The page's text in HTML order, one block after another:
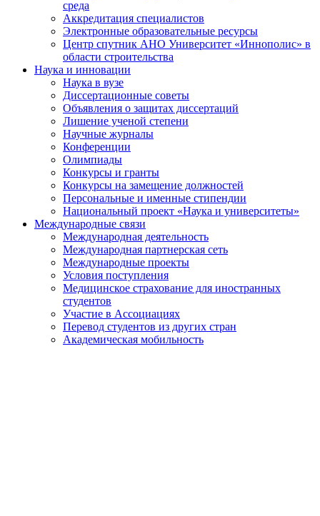
среда
Аккредитация специалистов
Электронные образовательные ресурсы
Центр спутник АНО Университет «Иннополис» в
области строительства
Наука и инновации
Наука в вузе
Диссертационные советы
Объявления о защитах диссертаций
Лишение ученой степени
Научные журналы
Конференции
Олимпиады
Конкурсы и гранты
Конкурсы на замещение должностей
Персональные и именные стипендии
Национальный проект «Наука и университеты»
Международные связи
Международная деятельность
Международная партнерская сеть
Международные проекты
Условия поступления
Медицинское страхование для иностранных
студентов
Участие в Ассоциациях
Перевод студентов из других стран
Академическая мобильность